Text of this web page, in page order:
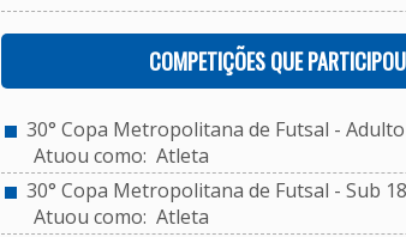
COMPETIÇÕES QUE PARTICIPOU
30° Copa Metropolitana de Futsal -
Atuou como: Atleta
30° Copa Metropolitana de Futsal - Sub 18
Atuou como: Atleta